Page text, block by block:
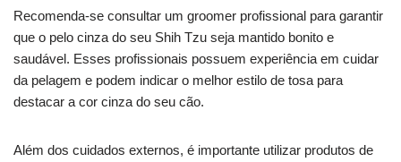
Recomenda-se consultar um groomer profissional para garantir
que o pelo cinza do seu Shih Tzu seja mantido bonito e
saudável. Esses profissionais possuem experiência em cuidar
da pelagem e podem indicar o melhor estilo de tosa para
destacar a cor cinza do seu cão.
Além dos cuidados externos, é importante utilizar produtos de